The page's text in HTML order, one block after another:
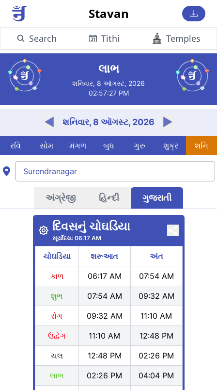
Stavan
Search Tithi Temples
Surendranagar માટે આજનું જૈન ચોઘડિયા
લાભ
શનિવાર, 8 ઑગસ્ટ, 2026
02:57:28 PM
◀ શનિવાર, 8 ઑગસ્ટ, 2026 ▶
રવિ સોમ મંગળ બુધ ગુરુ શુક્ર શનિ
અંગ્રેજી હિન્દી ગુજરાતી
દિવસનું ચોઘડિયા
સૂર્યોદય: 06:17 AM
ચોઘડિયા શરૂઆત અંત
કાળ 06:17 AM 07:54 AM
શુભ 07:54 AM 09:32 AM
રોગ 09:32 AM 11:10 AM
ઉદ્વેગ 11:10 AM 12:48 PM
ચલ 12:48 PM 02:26 PM
લાભ 02:26 PM 04:04 PM